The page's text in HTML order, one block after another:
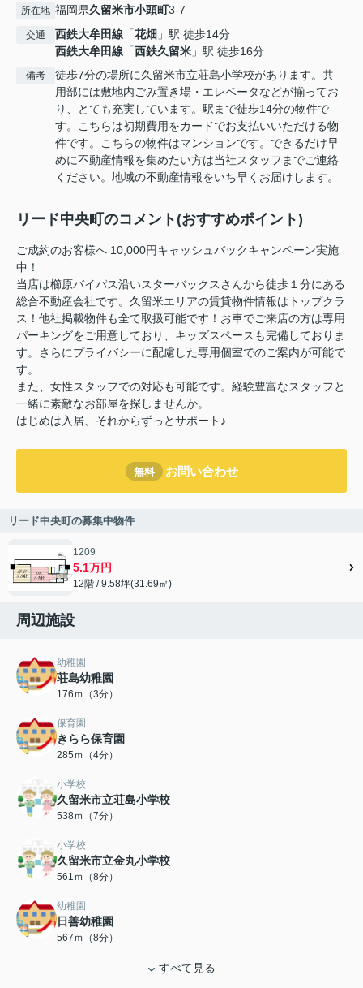
所在地 福岡県久留米市小頭町3-7
交通 西鉄大牟田線 「花畑 」駅 徒歩14分
西鉄大牟田線 「西鉄久留米 」駅 徒歩16分
備考
徒歩7分の場所に久留米市立荘島小学校があります。共
用部には敷地内ごみ置き場・エレベータなどが揃ってお
り、とても充実しています。駅まで徒歩14分の物件で
す。こちらは初期費用をカードでお支払いいただける物
件です。こちらの物件はマンションです。できるだけ早
めに不動産情報を集めたい方は当社スタッフまでご連絡
ください。地域の不動産情報をいち早くお届けします。
リード中央町のコメント(おすすめポイント)
ご成約のお客様へ 10,000円キャッシュバックキャンペーン実施
中！
当店は櫛原バイパス沿いスターバックスさんから徒歩１分にある
総合不動産会社です。久留米エリアの賃貸物件情報はトップクラ
ス！他社掲載物件も全て取扱可能です！お車でご来店の方は専用
パーキングをご用意しており、キッズスペースも完備しておりま
す。さらにプライバシーに配慮した専用個室でのご案内が可能で
す。
また、女性スタッフでの対応も可能です。経験豊富なスタッフと
一緒に素敵なお部屋を探しませんか。
はじめは入居、それからずっとサポート♪
無料 お問い合わせ
リード中央町の募集中物件
1209
5.1万円
12階 / 9.58坪(31.69㎡)
周辺施設
幼稚園
荘島幼稚園
176ｍ（3分）
保育園
きらら保育園
285ｍ（4分）
小学校
久留米市立荘島小学校
538ｍ（7分）
小学校
久留米市立金丸小学校
561ｍ（8分）
幼稚園
日善幼稚園
567ｍ（8分）
すべて見る